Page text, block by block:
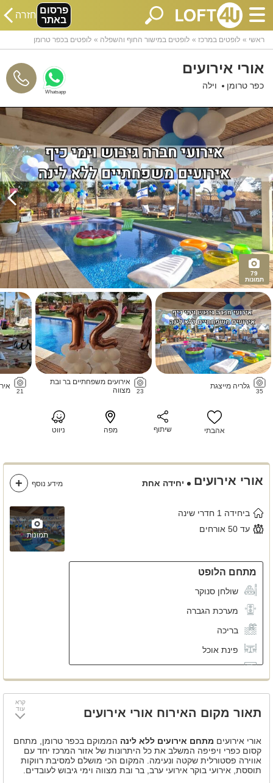
פרסום
באתר חזרה
ראשי לופטים במרכז לופטים במישור החוף והשפלה לופטים בכפר טרומן
אורי אירועים
כפר טרומן וילה
Whatsapp
79
תמונות
35
גלריה מייצגת
23
אירועים משפחתיים בר ובת
מצווה
21
אהבתי שיתוף מפה ניווט
אורי אירועים יחידה אחת
תמונות
ביחידה 1 חדרי שינה
עד 50 אורחים
מתחם הלופט
שולחן סנוקר
מערכת הגברה
בריכה
פינת אוכל
שולחן פינג פונג
מידע נוסף
תאור מקום האירוח אורי אירועים
אורי אירועים מתחם אירועים ללא לינה הממוקם בכפר טרומן, מתחם
קסום כפרי ויפיפה המשלב את כל היתרונות של אזור המרכז יחד עם
אווירה פסטורלית שקטה ונעימה. המקום הכי מושלם למסיבת רווקות
תוססת, אירועי בוקר אירועי ערב, בר ובת מצווה וימי גיבוש לעובדים.
קרא
עוד